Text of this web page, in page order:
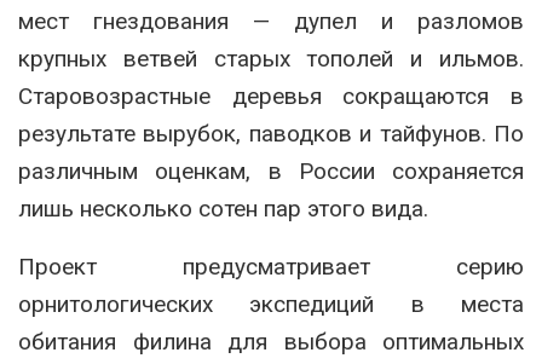
мест гнездования — дупел и разломов
крупных ветвей старых тополей и ильмов.
Старовозрастные деревья сокращаются в
результате вырубок, паводков и тайфунов. По
различным оценкам, в России сохраняется
лишь несколько сотен пар этого вида.
Проект предусматривает серию
орнитологических экспедиций в места
обитания филина для выбора оптимальных